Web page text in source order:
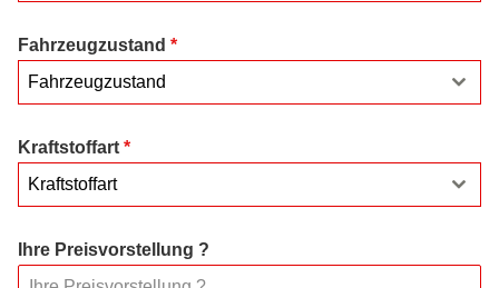
Fahrzeugzustand *
Fahrzeugzustand
Kraftstoffart *
Kraftstoffart
Ihre Preisvorstellung ?